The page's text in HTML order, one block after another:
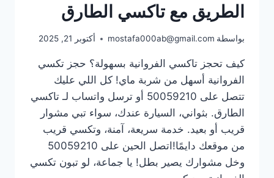
الطريق مع تاكسي الطارق
بواسطة mostafa000ab@gmail.com أكتوبر 21, 2025
كيف تحجز تاكسي الفروانية بسهولة؟ حجز تكسي
الفروانية أسهل من شربة ماي! كل اللي عليك
تتصل على 50059210 أو ترسل واتساب لـ تاكسي
الطارق. بثواني، السيارة عندك، سواء تبي مشوار
قريب أو بعيد. خدمة سريعة، آمنة، وتكسي قريب
من موقعك دايمًا!اتصل الحين على 50059210
وخل مشوارك يصير بطل! يا جماعة، لو تبون تكسي